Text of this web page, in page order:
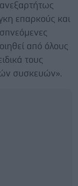
επαρκούς και
από όλους
τους
συσκευών».